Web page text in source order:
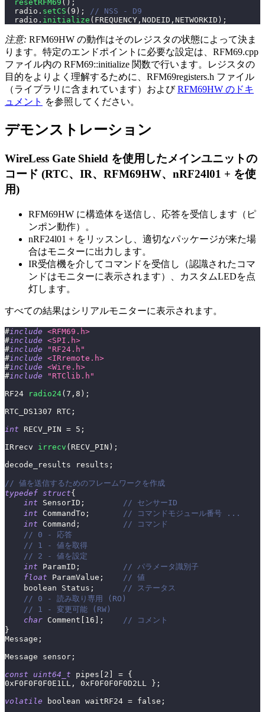
resetRFM69 ( ) ;
  radio
. setCS ( 9 ) ;
// NSS - D9
  radio
. initialize ( FREQUENCY , NODEID , NETWORKID ) ;
注意: RFM69HW の動作はそのレジスタの状態によって決ま
ります。特定のエンドポイントに必要な設定は、RFM69.cpp
ファイル内の RFM69::initialize 関数で行います。レジスタの
目的をよりよく理解するために、RFM69registers.h ファイル
（ライブラリに含まれています）およびRFM69HW のドキ
ュメント を参照してください。
デモンストレーション
WireLess Gate Shield を使用したメインユニットの
コード (RTC、IR、RFM69HW、nRF24l01 + を使
用)
RFM69HW に構造体を送信し、応答を受信します（ピ
ンポン動作）。
nRF24l01 + をリッスンし、適切なパッケージが来た場
合はモニターに出力します。
IR受信機を介してコマンドを受信し（認識されたコマ
ンドはモニターに表示されます）、カスタムLEDを点
灯します。
すべての結果はシリアルモニターに表示されます。
#include <RFM69.h>
#include <SPI.h>
#include
"RF24.h"
#include <IRremote.h>
#include <Wire.h>
#include
"RTClib.h"
RF24
radio24( 7 , 8 ) ;
RTC_DS1307 RTC ;
int RECV_PIN = 5 ;
IRrecv irrecv ( RECV_PIN ) ;
decode_results results ;
// 値を送信するためのフレームワークを作成
typedef struct{
int SensorID ;
// センサーID
int CommandTo ;
// コマンドモジュール番号 ...
int Command ;
// コマンド
// 0 - 応答
// 1 - 値を取得
// 2 - 値を設定
int ParamID ;
// パラメータ識別子
float ParamValue ;
// 値
    boolean Status
;
// ステータス
// 0 - 読み取り専用 (RO)
// 1 - 変更可能 (RW)
char Comment 16 ;
// コメント
}
Message ;
Message sensor ;
const uint64_t pipes 2 = {
0xF0F0F0F0E1LL , 0xF0F0F0F0D2LL } ;
volatile boolean waitRF24 = false ;